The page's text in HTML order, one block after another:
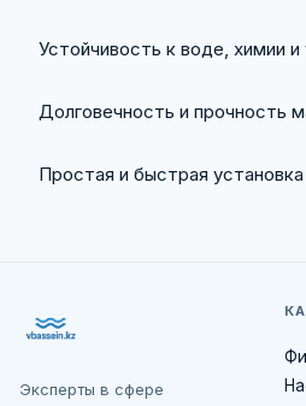
Устойчивость к воде, химии
Долговечность и прочность
Простая и быстрая установка
Эксперты в сфере